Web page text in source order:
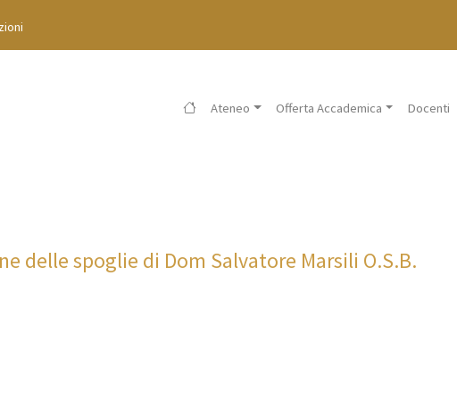
Ateneo Offerta Accademica Docenti
delle spoglie di Dom Salvatore Marsili O.S.B.